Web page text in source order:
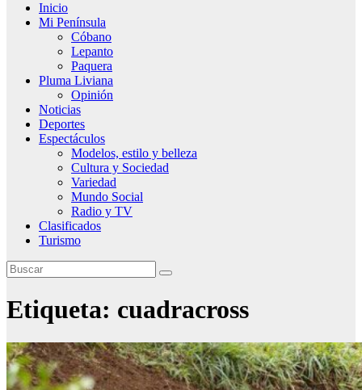
Inicio
Mi Península
Cóbano
Lepanto
Paquera
Pluma Liviana
Opinión
Noticias
Deportes
Espectáculos
Modelos, estilo y belleza
Cultura y Sociedad
Variedad
Mundo Social
Radio y TV
Clasificados
Turismo
Etiqueta: cuadracross